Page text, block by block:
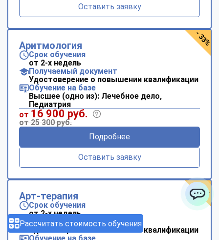
Рассчитать стоимость обучения
Оставить заявку
Аритмология
Срок обучения
от 2-х недель
Получаемый документ
Удостоверение о повышении квалификации
Обучение на базе
Высшее (одно из): Лечебное дело,
Педиатрия
от 16 900 руб.
от 25 300 руб.
Подробнее
Оставить заявку
- 33%
Арт-терапия
Срок обучения
от 2-х недель
Получаемый документ
Удостоверение о повышении квалификации
- 33%